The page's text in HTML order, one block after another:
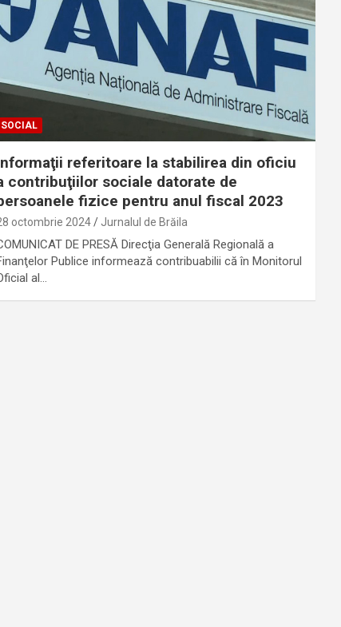
SOCIAL
referitoare la stabilirea din oficiu
contribuţiilor sociale datorate de
fizice pentru anul fiscal 2023
octombrie 2024 Jurnalul de Brăila
DE PRESĂ Direcţia Generală Regională a
Publice informează contribuabilii că în Monitorul
al…